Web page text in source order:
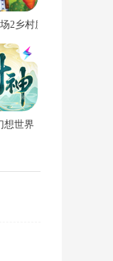
2乡村度假中文版
想世界